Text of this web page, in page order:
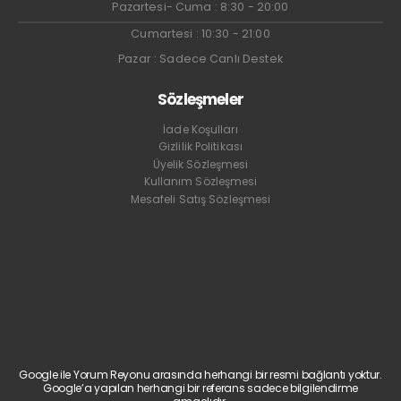
Pazartesi- Cuma : 8:30 - 20:00
Cumartesi : 10:30 - 21:00
Pazar : Sadece Canlı Destek
Sözleşmeler
İade Koşulları
Gizlilik Politikası
Üyelik Sözleşmesi
Kullanım Sözleşmesi
Mesafeli Satış Sözleşmesi
Google ile Yorum Reyonu arasında herhangi bir resmi bağlantı yoktur.
Google’a yapılan herhangi bir referans sadece bilgilendirme